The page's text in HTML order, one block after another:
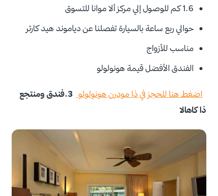
1.6 كم للوصول إلي مركز ألا موانا للتسوق
حوالي ربع ساعة بالسيارة تفصلنا عن دياموند هيد كارتر
مناسب للأزواج
الفندق الأفضل قيمة هونولولو
اضغط هنا للحجز في ذا مودرن هونولولو
3.فندق ومنتجع
ذا كاهالا